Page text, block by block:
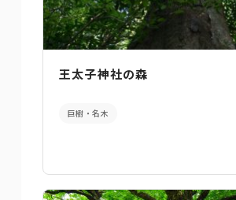
王太子神社の森
巨樹・名木